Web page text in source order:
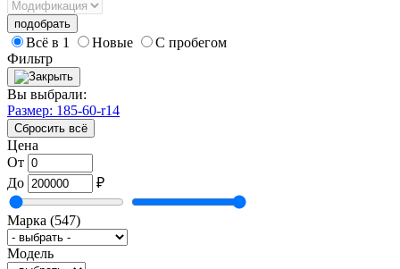
подобрать
Всё в 1 Новые
С пробегом
Фильтр
Вы выбрали:
Размер: 185-60-r14
Сбросить всё
Цена
От
До
₽
Марка (547)
Модель